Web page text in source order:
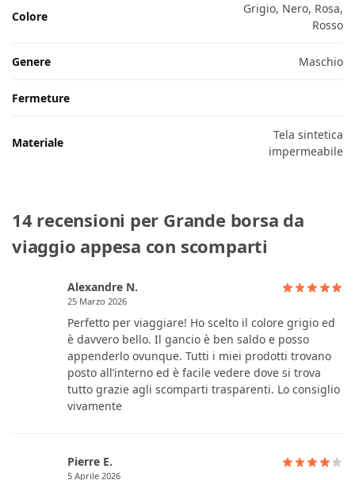
Colore
Grigio, Nero, Rosa,
Rosso
Genere Maschio
Fermeture
Materiale
Tela sintetica
impermeabile
14 recensioni per Grande borsa da
viaggio appesa con scomparti
Alexandre N.
25 Marzo 2026
Perfetto per viaggiare! Ho scelto il colore grigio ed
è davvero bello. Il gancio è ben saldo e posso
appenderlo ovunque. Tutti i miei prodotti trovano
posto all’interno ed è facile vedere dove si trova
tutto grazie agli scomparti trasparenti. Lo consiglio
vivamente
Pierre E.
5 Aprile 2026